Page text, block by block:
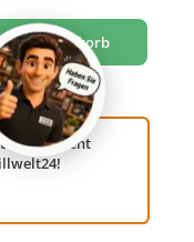
benutze die Schaltflächen um
den Warenkorb
Sortiment